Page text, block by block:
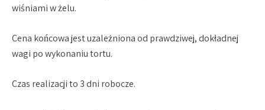
wiśniami w żelu.
Cena końcowa jest uzależniona od prawdziwej, dokładnej
wagi po wykonaniu tortu.
Czas realizacji to 3 dni robocze.